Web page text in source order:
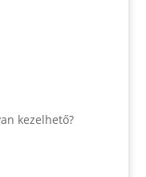
kezelhető?